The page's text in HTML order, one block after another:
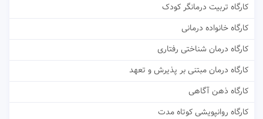
کارگاه تربیت درمانگر کودک
کارگاه خانواده درمانی
کارگاه درمان شناختی رفتاری
کارگاه درمان مبتنی بر پذیرش و تعهد
کارگاه ذهن آگاهی
کارگاه روانپویشی کوتاه مدت